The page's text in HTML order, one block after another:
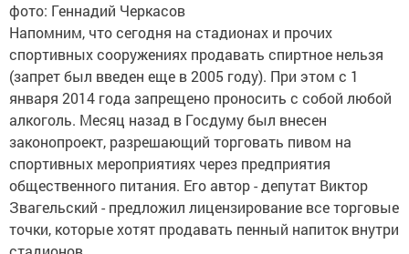
фото: Геннадий Черкасов
Напомним, что сегодня на стадионах и прочих
спортивных сооружениях продавать спиртное нельзя
(запрет был введен еще в 2005 году). При этом с 1
января 2014 года запрещено проносить с собой любой
алкоголь. Месяц назад в Госдуму был внесен
законопроект, разрешающий торговать пивом на
спортивных мероприятиях через предприятия
общественного питания. Его автор - депутат Виктор
Звагельский - предложил лицензирование все торговые
точки, которые хотят продавать пенный напиток внутри